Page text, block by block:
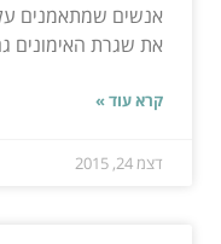
אנשים שמתאמנים על
את שגרת האימונים
קרא עוד »
דצמ 24, 2015